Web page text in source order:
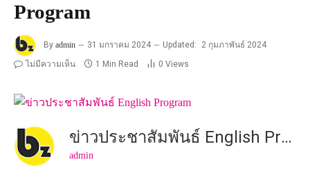
Program
By admin 31 มกราคม 2024 Updated:
2 กุมภาพันธ์ 2024
ไม่มีความเห็น
1 Min Read 0 Views
ข่าวประชาสัมพันธ์ English Program
admin